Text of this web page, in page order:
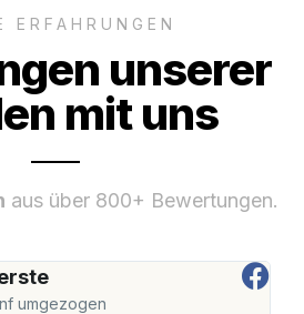
ERFAHRUNGEN
unserer
mit uns
aus über 800+ Bewertungen.
umgezogen